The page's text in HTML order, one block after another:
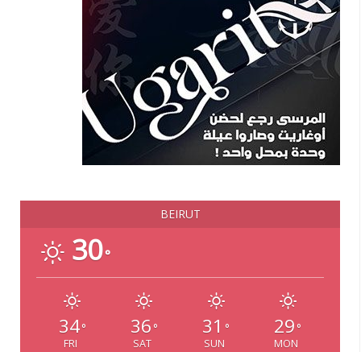
BEIRUT
30°
34°
FRI
36 °
SAT
31 °
SUN
29 °
MON